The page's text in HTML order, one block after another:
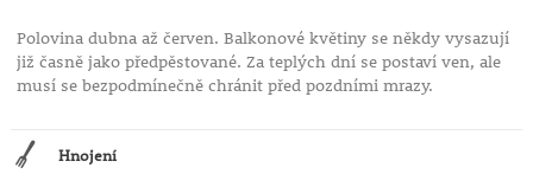
Polovina dubna až červen. Balkonové květiny se někdy vysazují
již časně jako předpěstované. Za teplých dní se postaví ven, ale
musí se bezpodmínečně chránit před pozdními mrazy.
Hnojení